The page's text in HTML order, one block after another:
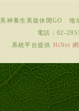
美神養生美妝休閒GO
地
電話： 02-
系統平台提供HiNet